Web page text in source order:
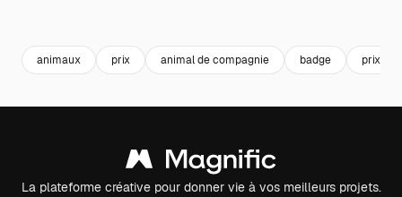
animaux prix animal de compagnie badge prix
La plateforme créative pour donner vie à vos meilleurs projets.